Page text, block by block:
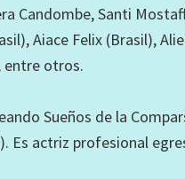
Candombe, Santi
Aiace Felix (Brasil),
entre otros.
Sueños de la
Es actriz profesional